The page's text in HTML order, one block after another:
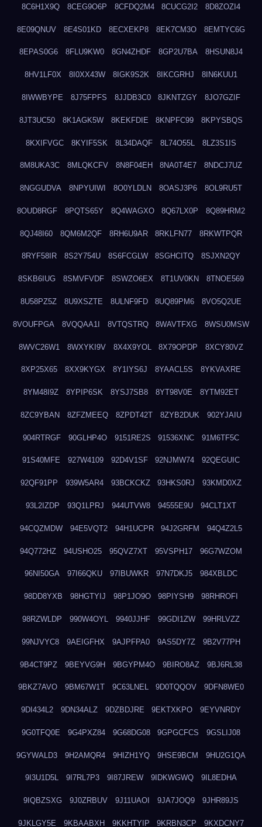
8C6H1X9Q 8CEG9O6P 8CFDQ2M4 8CUCG2I2 8D8ZOZI4
8E09QNUV 8E4S01KD 8ECXEKP8 8EK7CM3O 8EMTYC6G
8EPAS0G6 8FLU9KW0 8GN4ZHDF 8GP2U7BA 8HSUN8J4
8HV1LF0X 8I0XX43W 8IGK9S2K 8IKCGRHJ 8IN6KUU1
8IWWBYPE 8J75FPFS 8JJDB3C0 8JKNTZGY 8JO7GZIF
8JT3UC50 8K1AGK5W 8KEKFDIE 8KNPFC99 8KPYSBQS
8KXIFVGC 8KYIF5SK 8L34DAQF 8L74O55L 8LZ3S1IS
8M8UKA3C 8MLQKCFV 8N8F04EH 8NA0T4E7 8NDCJ7UZ
8NGGUDVA 8NPYUIWI 8O0YLDLN 8OASJ3P6 8OL9RU5T
8OUD8RGF 8PQTS65Y 8Q4WAGXO 8Q67LX0P 8Q89HRM2
8QJ48I60 8QM6M2QF 8RH6U9AR 8RKLFN77 8RKWTPQR
8RYF58IR 8S2Y754U 8S6FCGLW 8SGHCITQ 8SJXN2QY
8SKB6IUG 8SMVFVDF 8SWZO6EX 8T1UV0KN 8TNOE569
8U58PZ5Z 8U9XSZTE 8ULNF9FD 8UQ89PM6 8VO5Q2UE
8VOUFPGA 8VQQAA1I 8VTQSTRQ 8WAVTFXG 8WSU0MSW
8WVC26W1 8WXYKI9V 8X4X9YOL 8X79OPDP 8XCY80VZ
8XP25X65 8XX9KYGX 8Y1IYS6J 8YAACL5S 8YKVAXRE
8YM48I9Z 8YPIP6SK 8YSJ7SB8 8YT98V0E 8YTM92ET
8ZC9YBAN 8ZFZMEEQ 8ZPDT42T 8ZYB2DUK 902YJAIU
904RTRGF 90GLHP4O 9151RE2S 91536XNC 91M6TF5C
91S40MFE 927W4109 92D4V1SF 92NJMW74 92QEGUIC
92QF91PP 939W5AR4 93BCKCKZ 93HKS0RJ 93KMD0XZ
93L2IZDP 93Q1LPRJ 944UTVW8 94555E9U 94CLT1XT
94CQZMDW 94E5VQT2 94H1UCPR 94J2GRFM 94Q4Z2L5
94Q772HZ 94USHO25 95QVZ7XT 95VSPH17 96G7WZOM
96NI50GA 97I66QKU 97IBUWKR 97N7DKJ5 984XBLDC
98DD8YXB 98HGTYIJ 98P1JO9O 98PIYSH9 98RHROFI
98RZWLDP 990W4OYL 9940JJHF 99GDI1ZW 99HRLVZZ
99NJVYC8 9AEIGFHX 9AJPFPA0 9AS5DY7Z 9B2V77PH
9B4CT9PZ 9BEYVG9H 9BGYPM4O 9BIRO8AZ 9BJ6RL38
9BKZ7AVO 9BM67W1T 9C63LNEL 9D0TQQOV 9DFN8WE0
9DI434L2 9DN34ALZ 9DZBDJRE 9EKTXKPO 9EYVNRDY
9G0TFQ0E 9G4PXZ84 9G68DG08 9GPGCFCS 9GSLIJ08
9GYWALD3 9H2AMQR4 9HIZH1YQ 9HSE9BCM 9HU2G1QA
9I3U1D5L 9I7RL7P3 9I87JREW 9IDKWGWQ 9IL8EDHA
9IQBZSXG 9J0ZRBUV 9J11UAOI 9JA7JOQ9 9JHR89JS
9JKLGY5E 9KBAABXH 9KKHTYIP 9KRBN3CP 9KXDCNY7